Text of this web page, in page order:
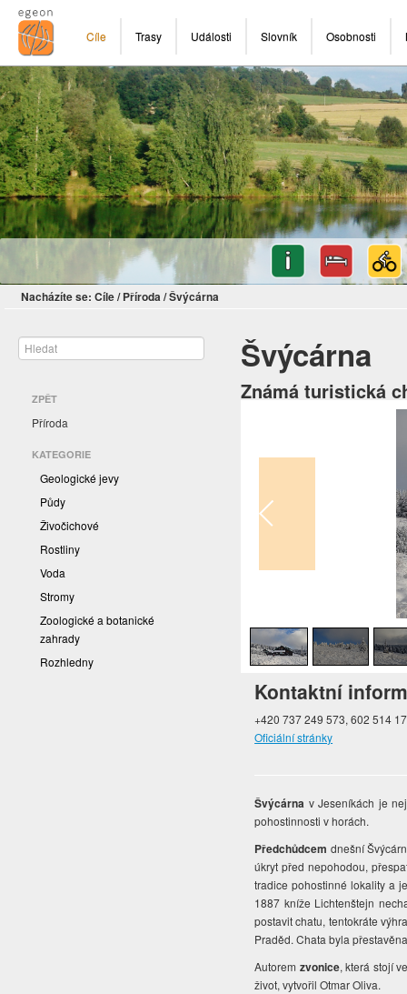
Cíle Trasy Události Slovník Osobnosti
Nacházíte se: Cíle/ Příroda/Švýcárna
ZPĚT
Příroda
KATEGORIE
Geologické jevy
Půdy
Živočichové
Rostliny
Voda
Stromy
Zoologické a botanické
zahrady
Rozhledny
Švýcárna
Známá turistická
Kontaktní
+420 737 249 573, 602 514
Oficiální stránky
Švýcárna v Jeseníkách je
pohostinnosti v horách.
Předchůdcem dnešní
úkryt před nepohodou,
tradice pohostinné lokality a
1887 kníže Lichtenštejn
postavit chatu, tentokráte
Praděd. Chata byla
Autorem zvonice, která stojí
život, vytvořil Otmar Oliva.